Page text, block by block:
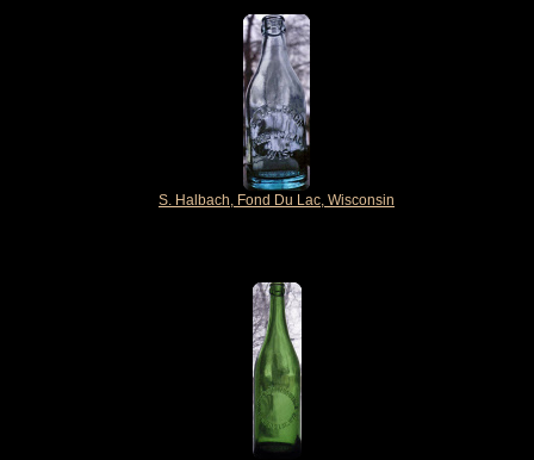
S. Halbach, Fond Du Lac, Wisconsin